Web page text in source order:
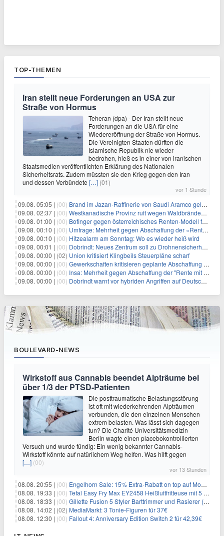
TOP-THEMEN
Iran stellt neue Forderungen an USA zur
Straße von Hormus
Teheran (dpa) - Der Iran stellt neue
Forderungen an die USA für eine
Wiedereröffnung der Straße von Hormus.
Die Vereinigten Staaten dürften die
Islamische Republik nie wieder
bedrohen, hieß es in einer von iranischen
Staatsmedien veröffentlichten Erklärung des Nationalen
Sicherheitsrats. Zudem müssten sie den Krieg gegen den Iran
und dessen Verbündete […] (01)
vor 1 Stunde
09.08. 05:05 | (00) Brand im Jazan-Raffinerie von Saudi Aramco gelöscht: Auswirkungen auf die Energiemärkte
09.08. 02:37 | (00) Westkanadische Provinz ruft wegen Waldbränden Notstand aus
09.08. 01:00 | (00) Bofinger gegen österreichisches Renten-Modell für Schwerarbeiter
09.08. 00:10 | (00) Umfrage: Mehrheit gegen Abschaffung der «Rente mit 63»
09.08. 00:10 | (00) Hitzealarm am Sonntag: Wo es wieder heiß wird
09.08. 00:01 | (00) Dobrindt: Neues Zentrum soll zu Drohnensicherheit forschen
09.08. 00:00 | (02) Union kritisiert Klingbeils Steuerpläne scharf
09.08. 00:00 | (00) Gewerkschaften kritisieren geplante Abschaffung der "Rente mit 63"
09.08. 00:00 | (00) Insa: Mehrheit gegen Abschaffung der "Rente mit 63"
09.08. 00:00 | (00) Dobrindt warnt vor hybriden Angriffen auf Deutschland
BOULEVARD-NEWS
Wirkstoff aus Cannabis beendet Alpträume bei
über 1/3 der PTSD-Patienten
Die posttraumatische Belastungsstörung
ist oft mit wiederkehrenden Alpträumen
verbunden, die den einzelnen Menschen
extrem belasten. Was lässt sich dagegen
tun? Die Charité Universitätsmedizin
Berlin wagte einen placebokontrollierten
Versuch und wurde fündig: Ein wenig bekannter Cannabis-
Wirkstoff könnte auf natürlichem Weg helfen. Was hilft gegen
[…] (00)
vor 13 Stunden
08.08. 20:55 | (00) Engelhorn Sale: 15% Extra-Rabatt on top auf Mode- und Sport-Artikel
08.08. 19:33 | (00) Tefal Easy Fry Max EY2458 Heißluftfritteuse mit 5 Litern für 64,99€
08.08. 18:33 | (00) Gillette Fusion 5 Styler Barttrimmer und Rasierer (All in One) für 16€
08.08. 14:02 | (02) MediaMarkt: 3 Tonie-Figuren für 37€
08.08. 12:30 | (00) Fallout 4: Anniversary Edition Switch 2 für 42,39€